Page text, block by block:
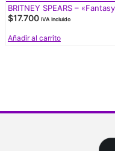
BRITNEY SPEARS –
$17.700 IVA Incluido
Añadir al carrito